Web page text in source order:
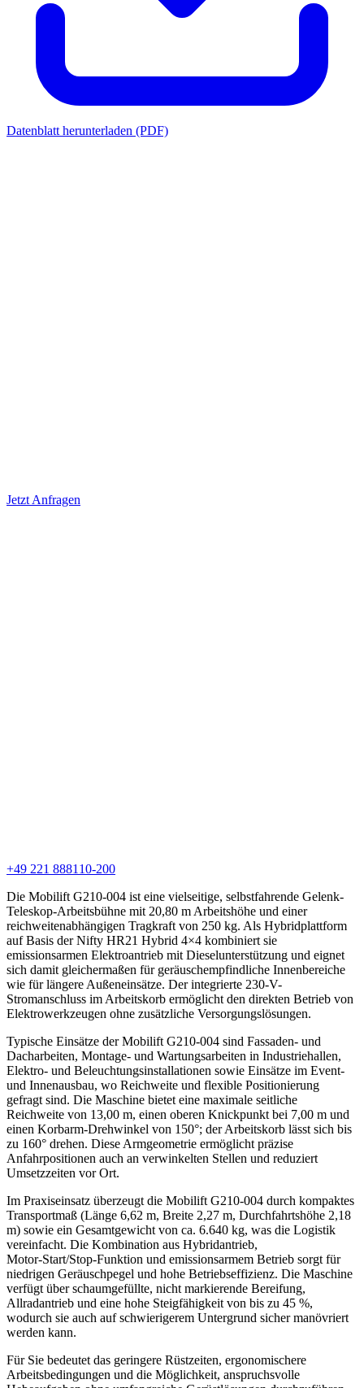
Datenblatt herunterladen (PDF)
Jetzt Anfragen
+49 221 888110-200
Die Mobilift G210-004 ist eine vielseitige, selbstfahrende Gelenk-
Teleskop-Arbeitsbühne mit 20,80 m Arbeitshöhe und einer
reichweitenabhängigen Tragkraft von 250 kg. Als Hybridplattform
auf Basis der Nifty HR21 Hybrid 4×4 kombiniert sie
emissionsarmen Elektroantrieb mit Dieselunterstützung und eignet
sich damit gleichermaßen für geräuschempfindliche Innenbereiche
wie für längere Außeneinsätze. Der integrierte 230‑V-
Stromanschluss im Arbeitskorb ermöglicht den direkten Betrieb von
Elektrowerkzeugen ohne zusätzliche Versorgungslösungen.
Typische Einsätze der Mobilift G210-004 sind Fassaden‑ und
Dacharbeiten, Montage‑ und Wartungsarbeiten in Industriehallen,
Elektro‑ und Beleuchtungsinstallationen sowie Einsätze im Event-
und Innenausbau, wo Reichweite und flexible Positionierung
gefragt sind. Die Maschine bietet eine maximale seitliche
Reichweite von 13,00 m, einen oberen Knickpunkt bei 7,00 m und
einen Korbarm‑Drehwinkel von 150°; der Arbeitskorb lässt sich bis
zu 160° drehen. Diese Armgeometrie ermöglicht präzise
Anfahrpositionen auch an verwinkelten Stellen und reduziert
Umsetzzeiten vor Ort.
Im Praxiseinsatz überzeugt die Mobilift G210-004 durch kompaktes
Transportmaß (Länge 6,62 m, Breite 2,27 m, Durchfahrtshöhe 2,18
m) sowie ein Gesamtgewicht von ca. 6.640 kg, was die Logistik
vereinfacht. Die Kombination aus Hybridantrieb,
Motor‑Start/Stop‑Funktion und emissionsarmem Betrieb sorgt für
niedrigen Geräuschpegel und hohe Betriebseffizienz. Die Maschine
verfügt über schaumgefüllte, nicht markierende Bereifung,
Allradantrieb und eine hohe Steigfähigkeit von bis zu 45 %,
wodurch sie auch auf schwierigerem Untergrund sicher manövriert
werden kann.
Für Sie bedeutet das geringere Rüstzeiten, ergonomischere
Arbeitsbedingungen und die Möglichkeit, anspruchsvolle